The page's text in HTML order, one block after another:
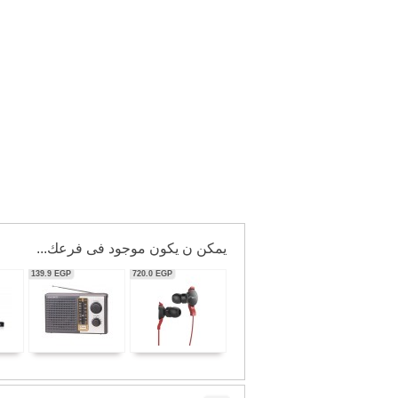
يمكن ن يكون موجود فى فرعك...
139.9 EGP 720.0 EGP